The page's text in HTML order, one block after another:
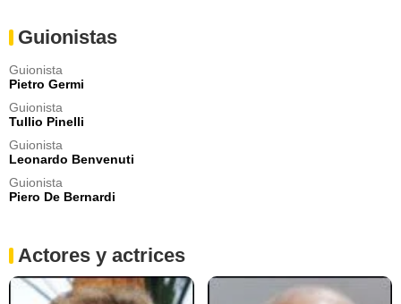
Guionistas
Guionista
Pietro Germi
Guionista
Tullio Pinelli
Guionista
Leonardo Benvenuti
Guionista
Piero De Bernardi
Actores y actrices